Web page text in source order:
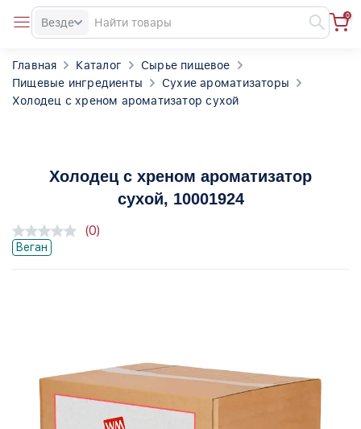
Везде
0
Главная Каталог
Сырье пищевое
Пищевые ингредиенты
Сухие ароматизаторы
Холодец с хреном ароматизатор сухой
Холодец с хреном ароматизатор
сухой, 10001924
Веган
(0)